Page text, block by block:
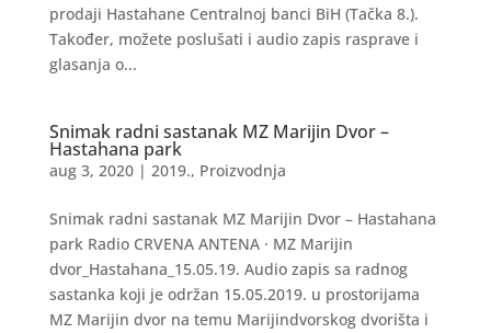
prodaji Hastahane Centralnoj banci BiH (Tačka 8.).
Također, možete poslušati i audio zapis rasprave i
glasanja o...
Snimak radni sastanak MZ Marijin Dvor –
Hastahana park
aug 3, 2020| 2019., Proizvodnja
Snimak radni sastanak MZ Marijin Dvor – Hastahana
park Radio CRVENA ANTENA · MZ Marijin
dvor_Hastahana_15.05.19. Audio zapis sa radnog
sastanka koji je održan 15.05.2019. u prostorijama
MZ Marijin dvor na temu Marijindvorskog dvorišta i